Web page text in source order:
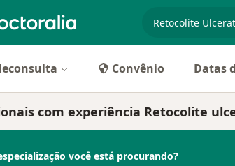
Convênio Datas
com experiência Retocolite
você está procurando?